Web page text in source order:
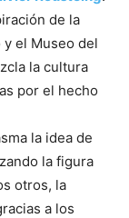
de la
y el Museo del
la cultura
por el hecho
la idea de
la figura
otros, la
a los